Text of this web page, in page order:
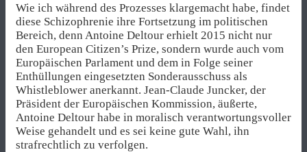
Wie ich während des Prozesses klargemacht habe, findet
diese Schizophrenie ihre Fortsetzung im politischen
Bereich, denn Antoine Deltour erhielt 2015 nicht nur
den European Citizen’s Prize, sondern wurde auch vom
Europäischen Parlament und dem in Folge seiner
Enthüllungen eingesetzten Sonderausschuss als
Whistleblower anerkannt. Jean-Claude Juncker, der
Präsident der Europäischen Kommission, äußerte,
Antoine Deltour habe in moralisch verantwortungsvoller
Weise gehandelt und es sei keine gute Wahl, ihn
strafrechtlich zu verfolgen.